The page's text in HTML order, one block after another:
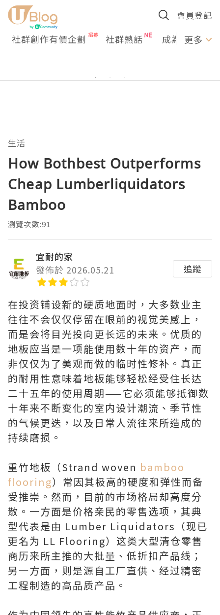
會員登記
社群創作有價企劃 社群熱話 成為U更多
生活
How Bothbest Outperforms
Cheap Lumberliquidators
Bamboo
瀏覽次數:91
宜耐的家
發佈於 2026.05.21
追蹤
在投资铺设新的硬质地面时，大多数业主
往往不会仅仅停留在眼前的视觉美感上，
而是会将目光投向更长远的未来。优质的
地板应当是一项能使用数十年的资产，而
非仅仅为了美观而做的临时性修补。真正
的耐用性意味着地板能够轻松经受住长达
二十五年的使用周期——它必须能够抵御数
十年来不断变化的室内设计潮流、季节性
的气候更迭，以及日常人流往来所造成的
持续磨损。
重竹地板（Strand woven bamboo
flooring）常因其极高的硬度和弹性而备
受推崇。然而，目前的市场格局却高度分
散。一方面是价格亲民的零售选项，其典
型代表是由 Lumber Liquidators（现已
更名为 LL Flooring）这类大型清仓零售
商历来所主推的大批量、低折扣产品线；
另一方面，则是源自工厂直供、经过精密
工程制造的高品质产品。